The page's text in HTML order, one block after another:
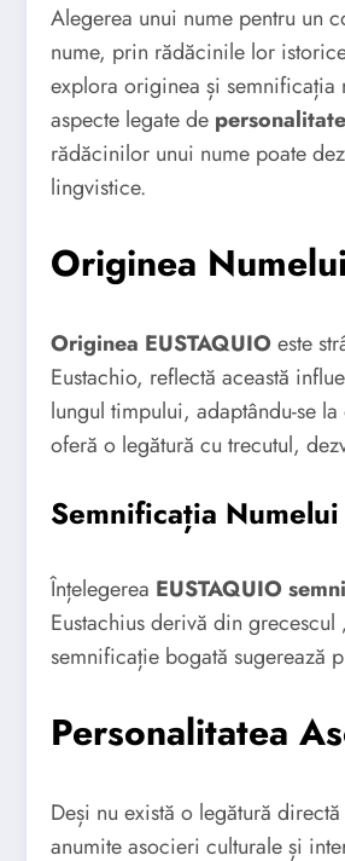
Alegerea unui nume pentru un
nume, prin rădăcinile lor
explora originea și semnificația
aspecte legate de
rădăcinilor unui nume poate
lingvistice.
Originea
Originea EUSTAQUIOeste
Eustachio, reflectă această
lungul timpului, adaptându-se
oferă o legătură cu trecutul,
Semnificația
Înțelegerea EUSTAQUIO
Eustachius derivă din grecescul
semnificație bogată sugerează
Personalitatea
Deși nu există o legătură
anumite asocieri culturale și